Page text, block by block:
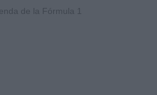
una crónica con escenas y voces
de la Fórmula 1